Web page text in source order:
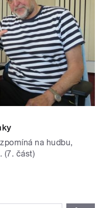
na hudbu,
(7. část)